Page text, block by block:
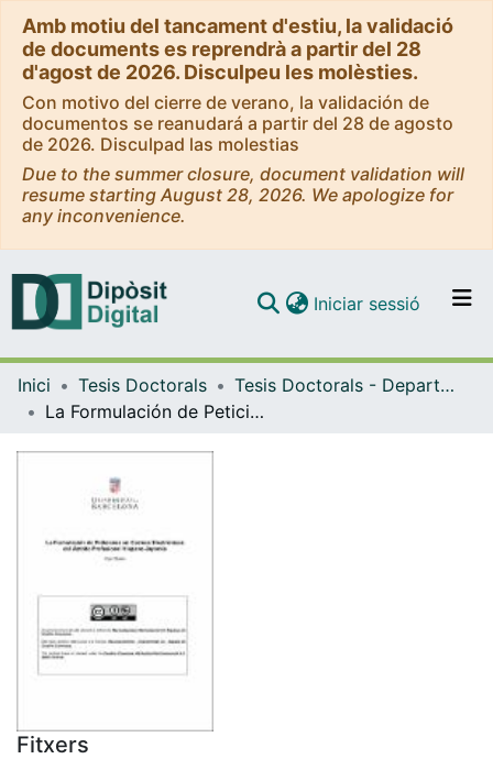
Amb motiu del tancament d'estiu, la validació
de documents es reprendrà a partir del 28
d'agost de 2026. Disculpeu les molèsties.
Con motivo del cierre de verano, la validación de
documentos se reanudará a partir del 28 de agosto
de 2026. Disculpad las molestias
Due to the summer closure, document validation will
resume starting August 28, 2026. We apologize for
any inconvenience.
Navega per tot el DD
Iniciar sessió (current)
Inici Tesis Doctorals
Tesis Doctorals - Departament - Filologia Hispànica, Teoria de la Literatura i Comunicació
La Formulación de Peticiones en Correos Electrónicos del Ámbito Profesional Hispano-Japonés
Fitxers